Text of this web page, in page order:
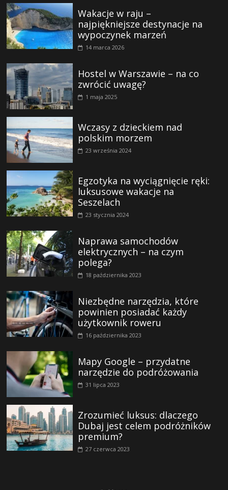
Wakacje w raju –
najpiękniejsze destynacje na
wypoczynek marzeń
14 marca 2026
Hostel w Warszawie – na co
zwrócić uwagę?
1 maja 2025
Wczasy z dzieckiem nad
polskim morzem
23 września 2024
Egzotyka na wyciągnięcie ręki:
luksusowe wakacje na
Seszelach
23 stycznia 2024
Naprawa samochodów
elektrycznych – na czym
polega?
18 października 2023
Niezbędne narzędzia, które
powinien posiadać każdy
użytkownik roweru
16 października 2023
Mapy Google – przydatne
narzędzie do podróżowania
31 lipca 2023
Zrozumieć luksus: dlaczego
Dubaj jest celem podróżników
premium?
27 czerwca 2023